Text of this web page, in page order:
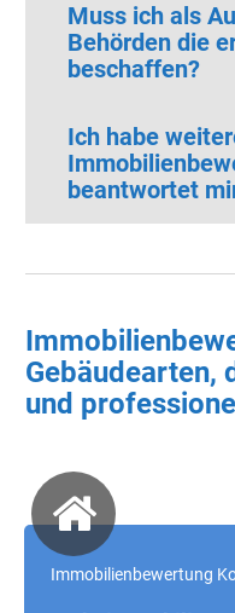
Muss ich als
Behörden die
beschaffen?
Ich habe
beantwortet
Gebäudearten,
und
Immobilienbewertung